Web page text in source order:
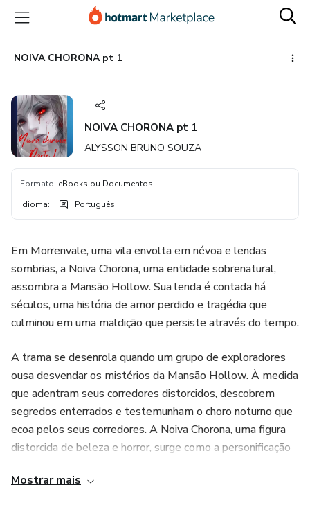
para
conteúdo
principal
para
pagamento
para
rodapé
NOIVA CHORONA pt 1
NOIVA CHORONA pt 1
ALYSSON BRUNO SOUZA
Formato: eBooks ou Documentos
Idioma: Português
Em Morrenvale, uma vila envolta em névoa e lendas
sombrias, a Noiva Chorona, uma entidade sobrenatural,
assombra a Mansão Hollow. Sua lenda é contada há
séculos, uma história de amor perdido e tragédia que
culminou em uma maldição que persiste através do tempo.
A trama se desenrola quando um grupo de exploradores
ousa desvendar os mistérios da Mansão Hollow. À medida
que adentram seus corredores distorcidos, descobrem
segredos enterrados e testemunham o choro noturno que
ecoa pelos seus corredores. A Noiva Chorona, uma figura
distorcida de beleza e horror, surge como a personificação
Mostrar mais